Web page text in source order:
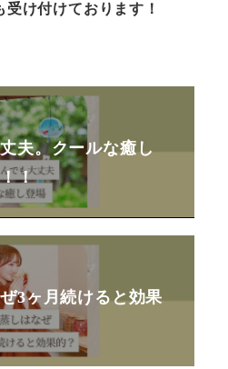
け付けております！
夫。クールな癒し
！
3ヶ月続けると効果